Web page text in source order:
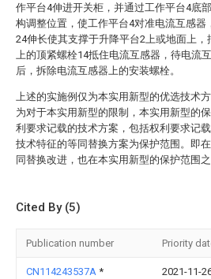
作平台4伸进开关柜，并通过工作平台4底
构调整位置，使工作平台4对准电流互感器
24伸长使其支撑于升降平台2上或地面上，
上的顶紧螺栓14抵住电流互感器，待电流
后，拆除电流互感器上的安装螺栓。
上述的实施例仅为本实用新型的优选技术
为对于本实用新型的限制，本实用新型的
利要求记载的技术方案，包括权利要求记
技术特征的等同替换方案为保护范围。即
同替换改进，也在本实用新型的保护范围之
Cited By (5)
Publication number Priority
CN114243537A * 2021-11-